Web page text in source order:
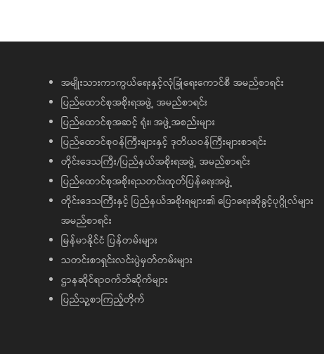
အမျိုးသားကာကွယ်ရေးနှင့်လုံခြုံရေးကောင်စီ အမည်စာရင်း
ပြည်ထောင်စုအစိုးရအဖွဲ့ အမည်စာရင်း
ပြည်ထောင်စုအဆင့် ရုံး၊ အဖွဲ့အစည်းများ
ပြည်ထောင်စုဝန်ကြီးများနှင့် ဒုတိယဝန်ကြီးများစာရင်း
တိုင်းဒေသကြီး/ပြည်နယ်အစိုးရအဖွဲ့ အမည်စာရင်း
ပြည်ထောင်စုအစိုးရသတင်းထုတ်ပြန်ရေးအဖွဲ့
တိုင်းဒေသကြီးနှင့် ပြည်နယ်အစိုးရများ၏ ပြောရေးဆိုခွင့်ပုဂ္ဂိုလ်များ
အမည်စာရင်း
မြန်မာနိုင်ငံ ပြန်တမ်းများ
သတင်းစာရှင်းလင်းပွဲမှတ်တမ်းများ
ဌာနဆိုင်ရာဝက်ဘ်ဆိုက်များ
ပြည်သူ့စာကြည့်တိုက်